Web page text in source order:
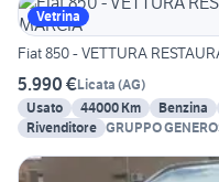
Vetrina
Fiat 850 - VETTURA
5.990 €Licata (AG)
Usato
44000 Km Benzina
Rivenditore GRUPPO